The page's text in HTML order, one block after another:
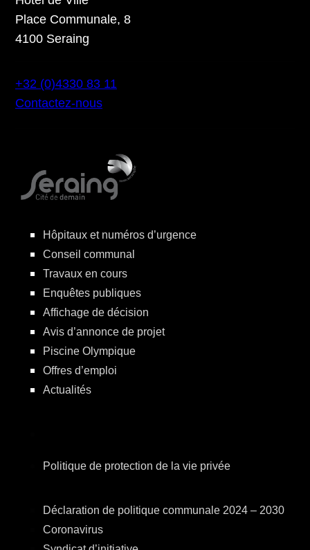
Place Communale, 8
4100 Seraing
+32 (0)4330 83 11
Contactez-nous
Hôpitaux et numéros d’urgence
Conseil communal
Travaux en cours
Enquêtes publiques
Affichage de décision
Avis d’annonce de projet
Piscine Olympique
Offres d’emploi
Actualités
Politique de protection de la vie privée
Déclaration de politique communale 2024 – 2030
Coronavirus